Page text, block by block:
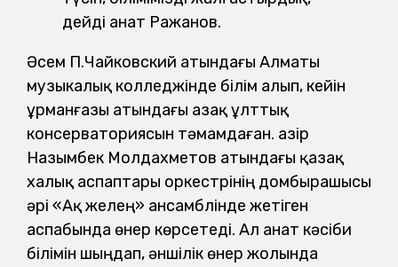
дейді Қанат Ражанов.
Әсем П.Чайковский атындағы Алматы
музыкалық колледжінде білім алып, кейін
Құрманғазы атындағы Қазақ ұлттық
консерваториясын тәмамдаған. Қазір
Назымбек Молдахметов атындағы қазақ
халық аспаптары оркестрінің домбырашысы
әрі «Ақ желең» ансамблінде жетіген
аспабында өнер көрсетеді. Ал Қанат кәсіби
білімін шыңдап, әншілік өнер жолында